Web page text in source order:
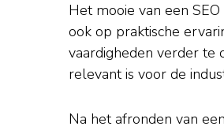
Het mooie van een
ook op praktische
vaardigheden verder te
relevant is voor de
Na het afronden van